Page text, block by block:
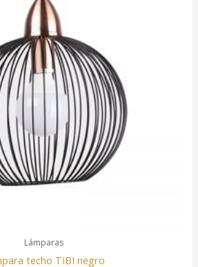
Lámparas
techo TIBI negro